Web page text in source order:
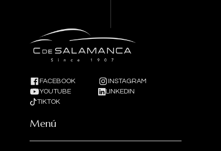
FACEBOOK
INSTAGRAM
YOUTUBE
LINKEDIN
TIKTOK
Menú